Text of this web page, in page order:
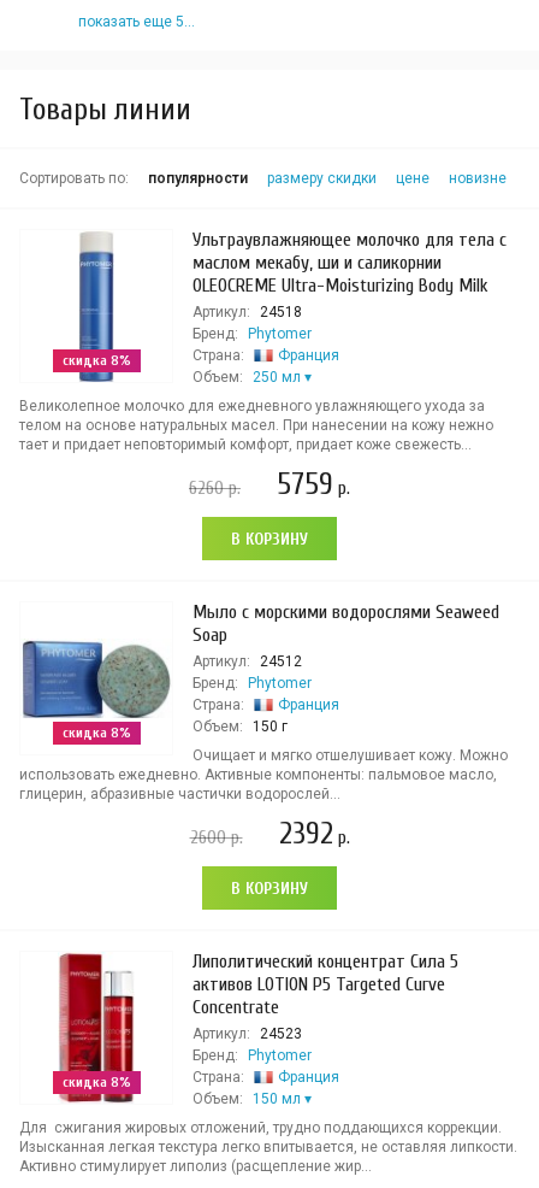
показать еще 5...
Товары линии
Сортировать по: популярности размеру скидки цене новизне
скидка 8%
Ультраувлажняющее молочко для тела с
маслом мекабу, ши и саликорнии
OLEOCREME Ultra-Moisturizing Body Milk
Артикул:
24518
Бренд:
Phytomer
Страна:
Франция
Объем:
250 мл
Великолепное молочко для ежедневного увлажняющего ухода за
телом на основе натуральных масел. При нанесении на кожу нежно
тает и придает неповторимый комфорт, придает коже свежесть...
6260р. 5759 р.
В КОРЗИНУ
скидка 8%
Мыло с морскими водорослями Seaweed
Soap
Артикул:
24512
Бренд:
Phytomer
Страна:
Франция
Объем:
150 г
Очищает и мягко отшелушивает кожу. Можно
использовать ежедневно. Активные компоненты: пальмовое масло,
глицерин, абразивные частички водорослей...
2600р. 2392 р.
В КОРЗИНУ
скидка 8%
Липолитический концентрат Сила 5
активов LOTION P5 Targeted Curve
Concentrate
Артикул:
24523
Бренд:
Phytomer
Страна:
Франция
Объем:
150 мл
Для сжигания жировых отложений, трудно поддающихся коррекции.
Изысканная легкая текстура легко впитывается, не оставляя липкости.
Активно стимулирует липолиз (расщепление жир...